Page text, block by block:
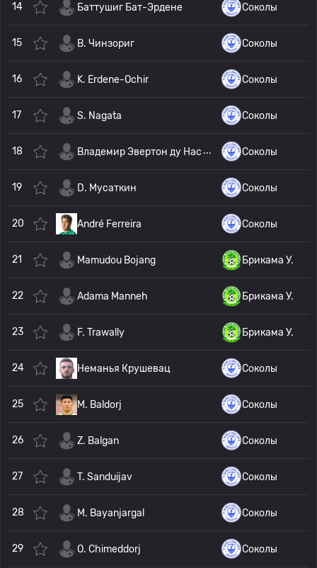
14 Баттушиг Бат-Эрдене Соколы
15 B. Чинзориг Соколы
16 K. Erdene-Ochir Соколы
17 S. Nagata Соколы
18 Владемир Эвертон ду Насименту Соколы
19 D. Мусаткин Соколы
20 André Ferreira Соколы
21 Mamudou Bojang Брикама У.
22 Adama Manneh Брикама У.
23 F. Trawally Брикама У.
24 Неманья Крушевац Соколы
25 M. Baldorj Соколы
26 Z. Balgan Соколы
27 T. Sanduijav Соколы
28 M. Bayanjargal Соколы
29 O. Chimeddorj Соколы